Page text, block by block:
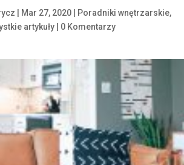
| Mar 27, 2020 | Poradniki wnętrzarskie,
artykuły| 0 Komentarzy